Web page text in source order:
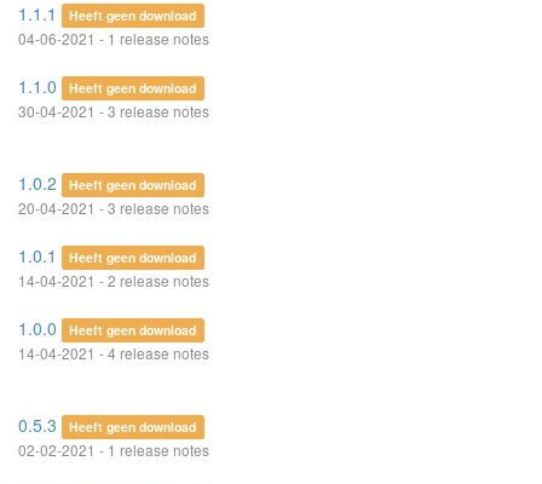
1.1.1 Heeft geen download
04-06-2021 - 1 release notes
1.1.0 Heeft geen download
30-04-2021 - 3 release notes
1.0.2 Heeft geen download
20-04-2021 - 3 release notes
1.0.1 Heeft geen download
14-04-2021 - 2 release notes
1.0.0 Heeft geen download
14-04-2021 - 4 release notes
0.5.3 Heeft geen download
02-02-2021 - 1 release notes